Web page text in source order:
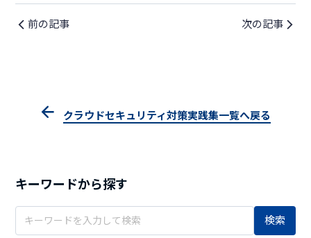
前の記事 次の記事
クラウドセキュリティ対策実践集一覧へ戻る
キーワードから探す
検索